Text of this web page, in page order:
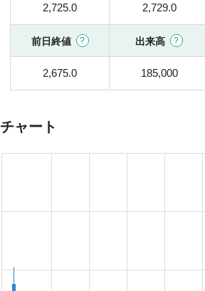
2,725.0 2,729.0
前日終値 出来高
2,675.0 185,000
チャート